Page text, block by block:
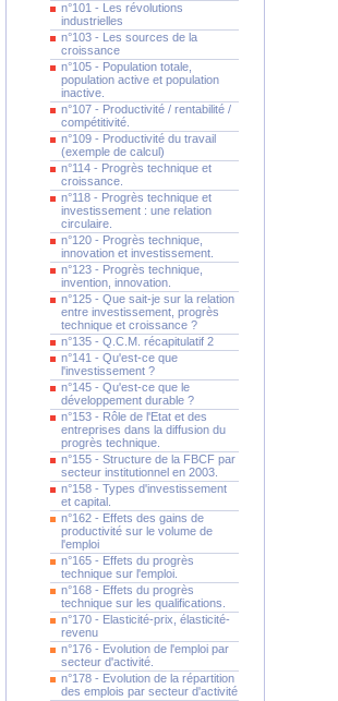
n°101 - Les révolutions
industrielles
n°103 - Les sources de la
croissance
n°105 - Population totale,
population active et population
inactive.
n°107 - Productivité / rentabilité /
compétitivité.
n°109 - Productivité du travail
(exemple de calcul)
n°114 - Progrès technique et
croissance.
n°118 - Progrès technique et
investissement : une relation
circulaire.
n°120 - Progrès technique,
innovation et investissement.
n°123 - Progrès technique,
invention, innovation.
n°125 - Que sait-je sur la relation
entre investissement, progrès
technique et croissance ?
n°135 - Q.C.M. récapitulatif 2
n°141 - Qu'est-ce que
l'investissement ?
n°145 - Qu'est-ce que le
développement durable ?
n°153 - Rôle de l'Etat et des
entreprises dans la diffusion du
progrès technique.
n°155 - Structure de la FBCF par
secteur institutionnel en 2003.
n°158 - Types d'investissement
et capital.
n°162 - Effets des gains de
productivité sur le volume de
l'emploi
n°165 - Effets du progrès
technique sur l'emploi.
n°168 - Effets du progrès
technique sur les qualifications.
n°170 - Elasticité-prix, élasticité-
revenu
n°176 - Evolution de l'emploi par
secteur d'activité.
n°178 - Evolution de la répartition
des emplois par secteur d'activité